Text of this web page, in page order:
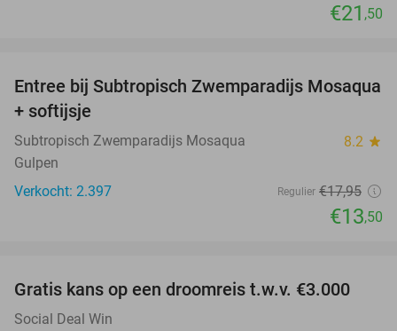
€21 ,50
25%
Entree bij Subtropisch Zwemparadijs Mosaqua
+ softijsje
Subtropisch Zwemparadijs Mosaqua 8.2 star
Gulpen
Verkocht: 2.397
Regulier €17,95
€13,50
Gratis kans op een droomreis t.w.v. €3.000
Social Deal Win